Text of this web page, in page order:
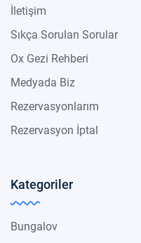
İletişim
Sıkça Sorulan Sorular
Ox Gezi Rehberi
Medyada Biz
Rezervasyonlarım
Rezervasyon İptal
Kategoriler
Bungalov